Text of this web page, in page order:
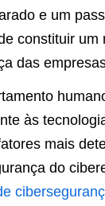
e um
constituir um
das
às
mais
do